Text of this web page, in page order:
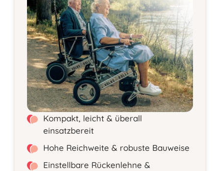
Kompakt, leicht & überall
einsatzbereit
Hohe Reichweite & robuste Bauweise
Einstellbare Rückenlehne &